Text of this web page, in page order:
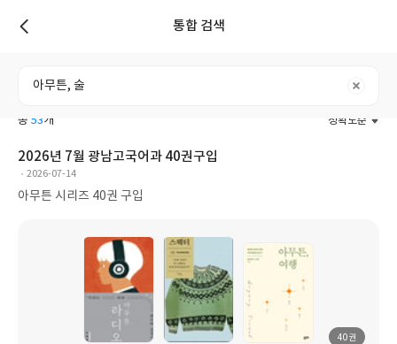
통합 검색
전체 도서
총 53개 정확도순
2026년 7월 광남고국어과 40권구입
2026-07-14
아무튼 시리즈 40권 구입
40권